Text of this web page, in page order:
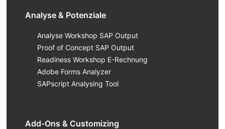
Analyse & Potenziale
Analyse Workshop SAP Output
Proof of Concept SAP Output
Readiness Workshop E-Rechnung
Adobe Forms Analyzer
SAPscript Analysing Tool
Add-Ons & Customizing